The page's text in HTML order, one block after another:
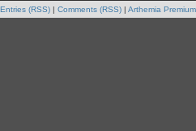
Entries (RSS) | Comments (RSS) | Arthemia Premium